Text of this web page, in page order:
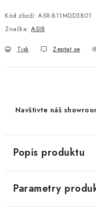
Kód zboží: ASR-811MDD3801
Značka: ASIR
Tisk Zeptat se
Navštivte náš
Popis produktu
Parametry